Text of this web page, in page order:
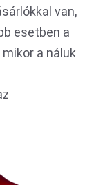
van,
esetben a
a náluk